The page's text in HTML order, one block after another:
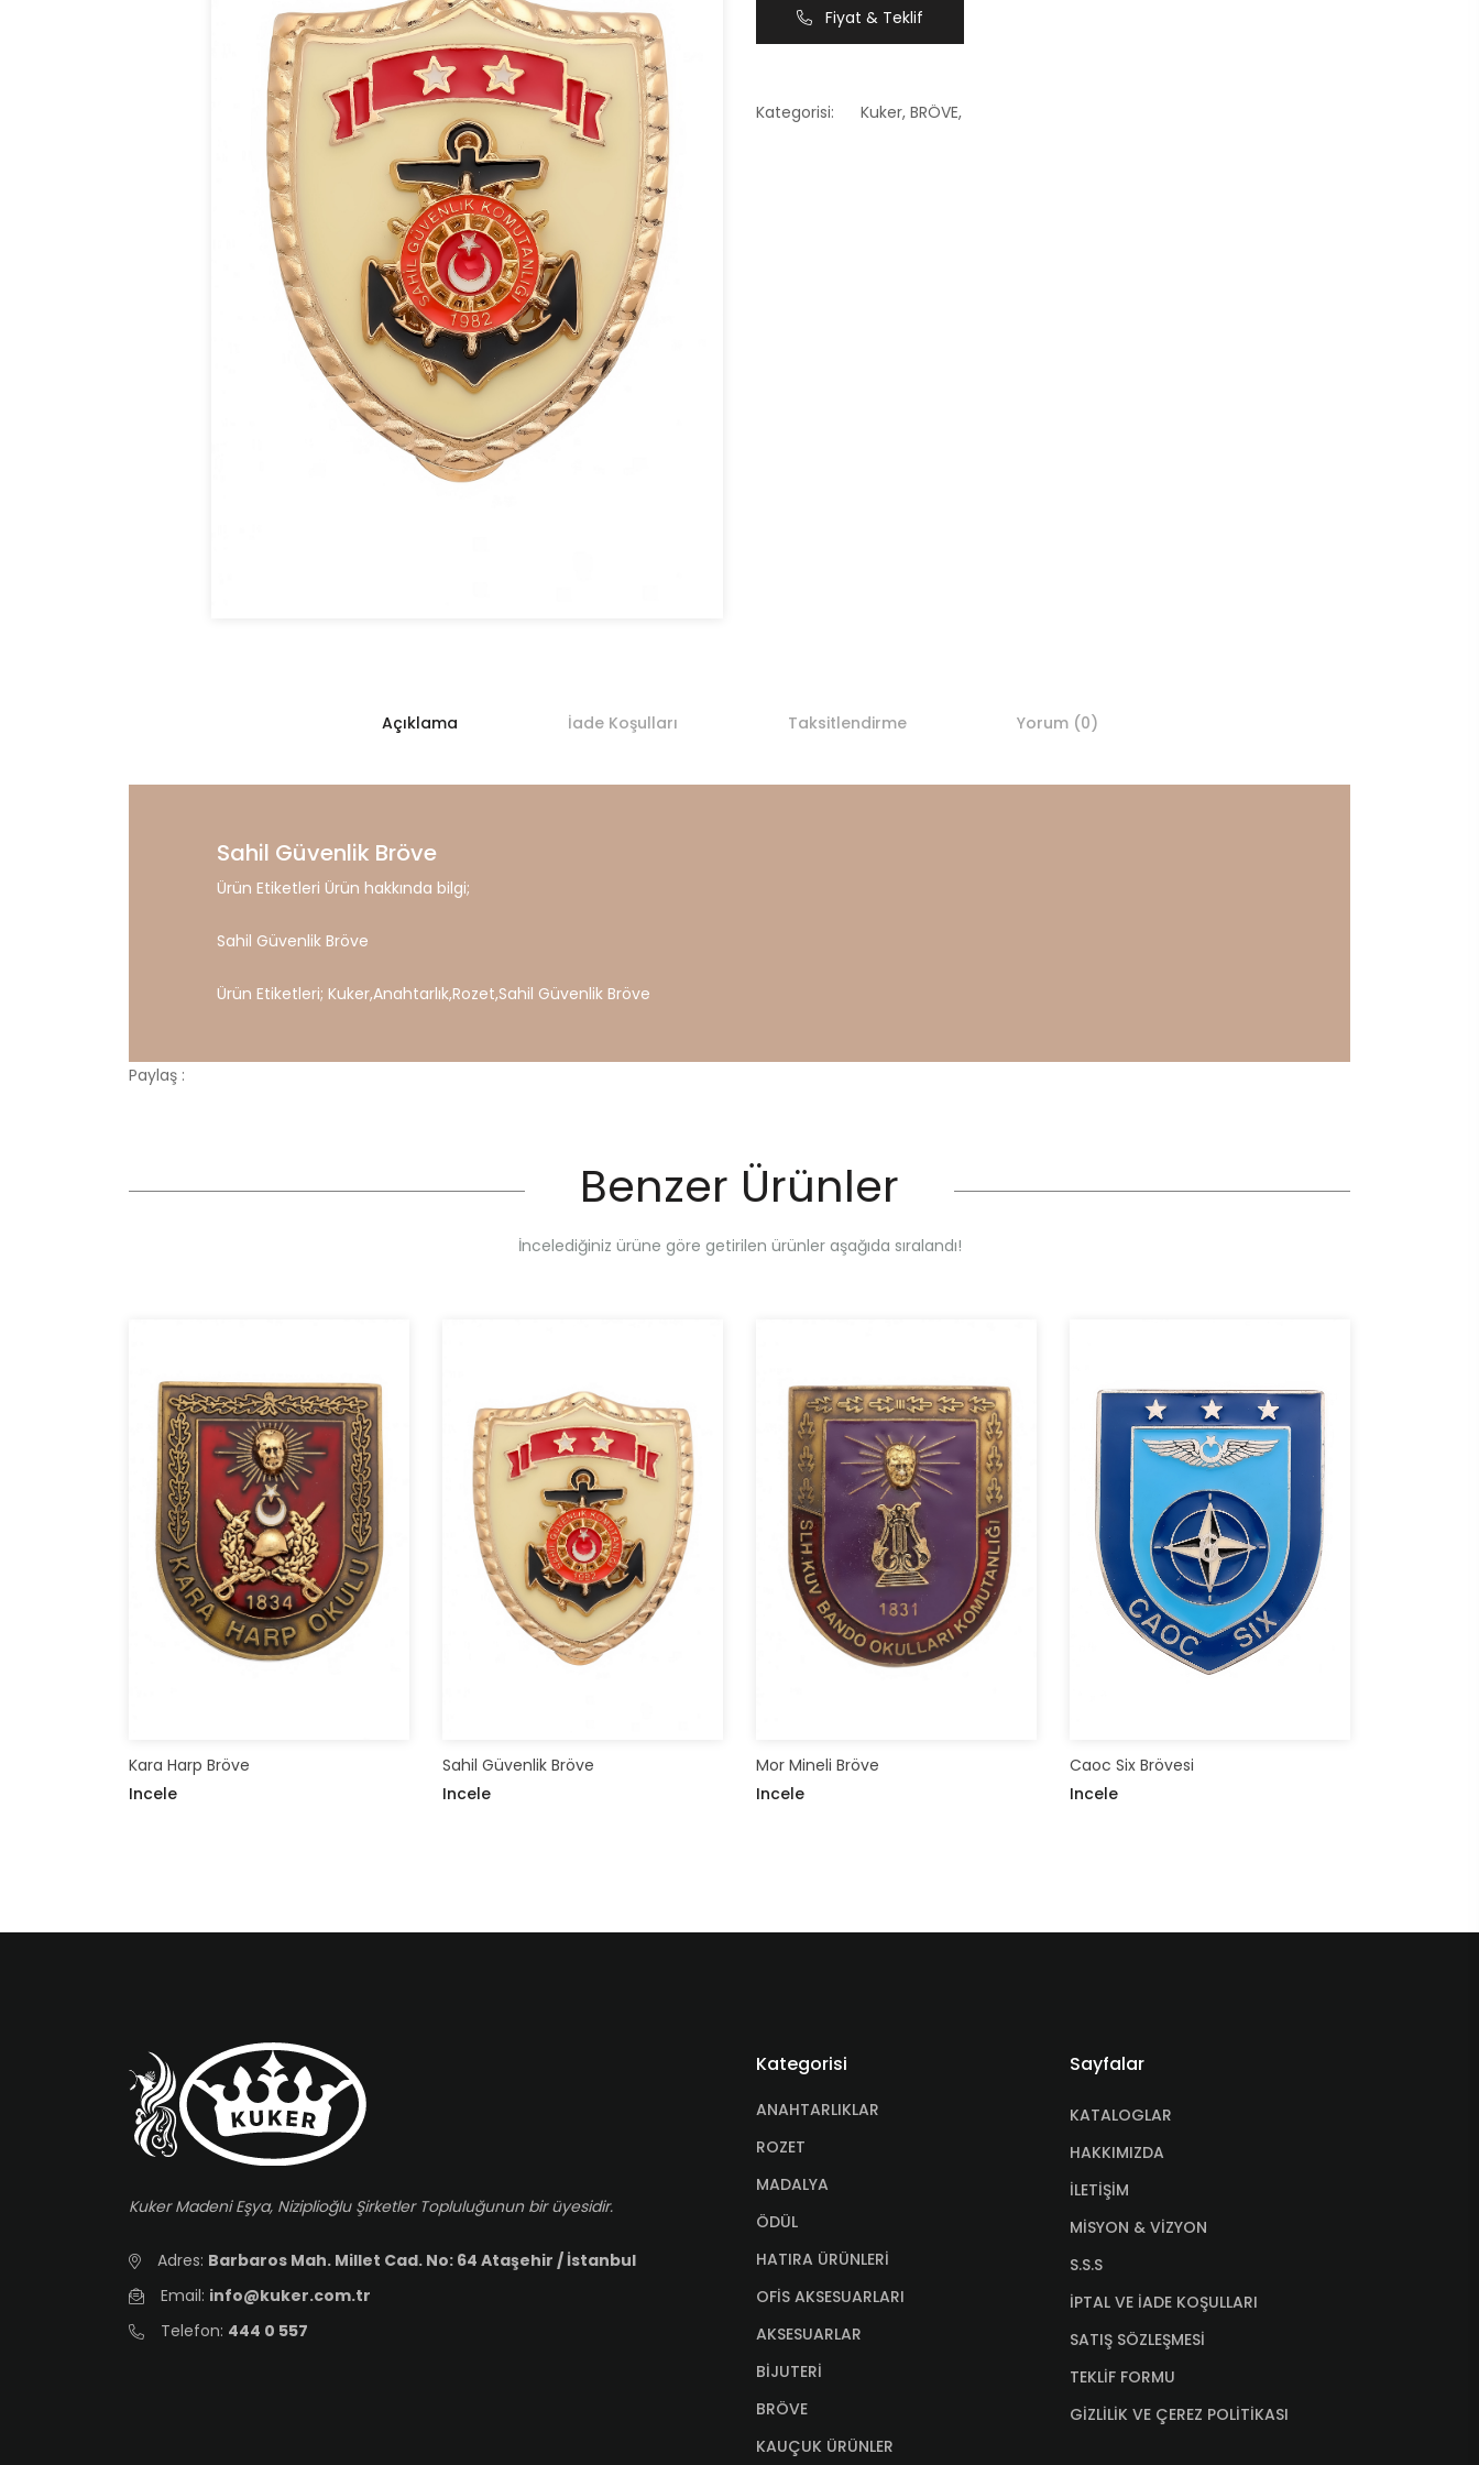
Fiyat & Teklif
Kategorisi: Kuker, BRÖVE,
Açıklama İade Koşulları Taksitlendirme Yorum (0)
Sahil Güvenlik Bröve
Ürün Etiketleri Ürün hakkında bilgi;
Sahil Güvenlik Bröve
Ürün Etiketleri; Kuker,Anahtarlık,Rozet,Sahil Güvenlik Bröve
Paylaş :
Benzer Ürünler
İncelediğiniz ürüne göre getirilen ürünler aşağıda sıralandı!
Kara Harp Bröve
Incele
Sahil Güvenlik Bröve
Incele
Mor Mineli Bröve
Incele
Caoc Six Brövesi
Incele
Kuker Madeni Eşya, Niziplioğlu Şirketler Topluluğunun bir üyesidir.
Adres: Barbaros Mah. Millet Cad. No: 64 Ataşehir / İstanbul
Email: info@kuker.com.tr
Telefon: 444 0 557
Kategorisi
ANAHTARLIKLAR
ROZET
MADALYA
ÖDÜL
HATIRA ÜRÜNLERİ
OFİS AKSESUARLARI
AKSESUARLAR
BİJUTERİ
BRÖVE
KAUÇUK ÜRÜNLER
Sayfalar
KATALOGLAR
HAKKIMIZDA
İLETİŞİM
MİSYON & VİZYON
S.S.S
İPTAL VE İADE KOŞULLARI
SATIŞ SÖZLEŞMESİ
TEKLİF FORMU
GİZLİLİK VE ÇEREZ POLİTİKASI